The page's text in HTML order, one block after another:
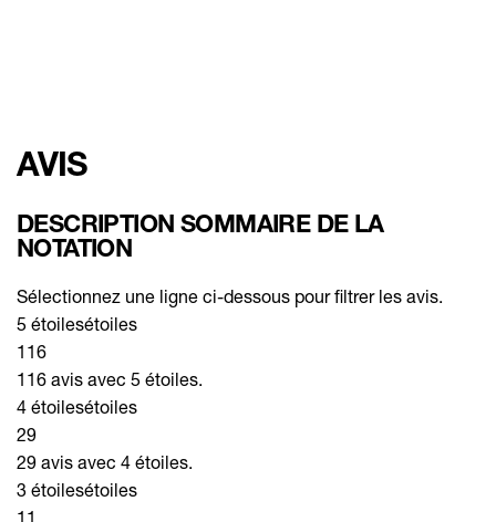
AVIS
DESCRIPTION SOMMAIRE DE LA
NOTATION
Sélectionnez une ligne ci-dessous pour filtrer les avis.
5 étoilesétoiles
116
116 avis avec 5 étoiles.
4 étoilesétoiles
29
29 avis avec 4 étoiles.
3 étoilesétoiles
11